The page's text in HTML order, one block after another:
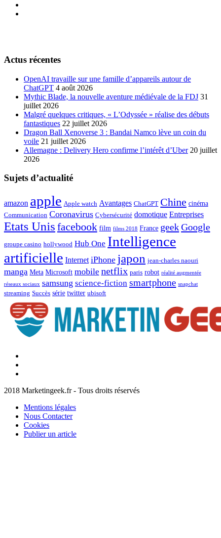
Actus récentes
OpenAI travaille sur une famille d’appareils autour de
ChatGPT 4 août 2026
Mythic Blade, la nouvelle aventure médiévale de la FDJ 31
juillet 2026
Malgré quelques critiques, « L’Odyssée » réalise des débuts
fantastiques 22 juillet 2026
Dragon Ball Xenoverse 3 : Bandai Namco lève un coin du
voile 21 juillet 2026
Allemagne : Delivery Hero confirme l’intérêt d’Uber 20 juillet
2026
Sujets d’actualité
amazon apple Apple watch Avantages ChatGPT Chine cinéma
Communication Coronavirus Cybersécurité domotique Entreprises
Etats Unis facebook film films 2018 France geekGoogle
groupe casino hollywood Hub One Intelligence
artificielle Internet iPhone japon jean-charles naouri
manga Meta Microsoft mobile netflix paris robot réalité augmentée
réseaux sociaux samsung science-fiction smartphone snapchat
streaming Succès série twitter ubisoft
2018 Marketingeek.fr - Tous droits réservés
Mentions légales
Nous Contacter
Cookies
Publier un article